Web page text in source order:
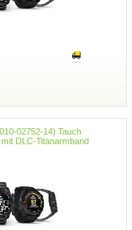
02752-14) Tauch
DLC-Titanarmband